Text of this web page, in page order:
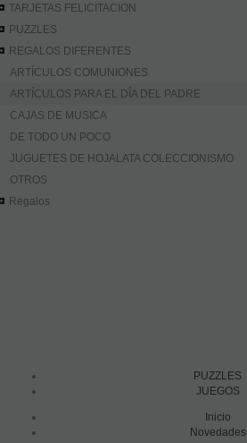
TARJETAS FELICITACION
PUZZLES
REGALOS DIFERENTES
ARTÍCULOS COMUNIONES
ARTÍCULOS PARA EL DÍA DEL PADRE
CAJAS DE MUSICA
DE TODO UN POCO
JUGUETES DE HOJALATA COLECCIONISMO
OTROS
Regalos
PUZZLES
JUEGOS
Inicio
Novedades